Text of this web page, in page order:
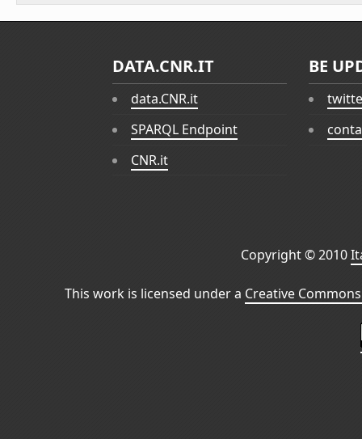
DATA.CNR.IT
data.CNR.it
SPARQL Endpoint
CNR.it
BE
Copyright © 2010
This work is licensed under a Creative